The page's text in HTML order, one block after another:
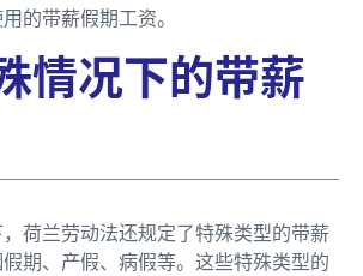
的带薪假期工资。
情况下的带薪
荷兰劳动法还规定了特殊类型的带薪
期、产假、病假等。这些特殊类型的